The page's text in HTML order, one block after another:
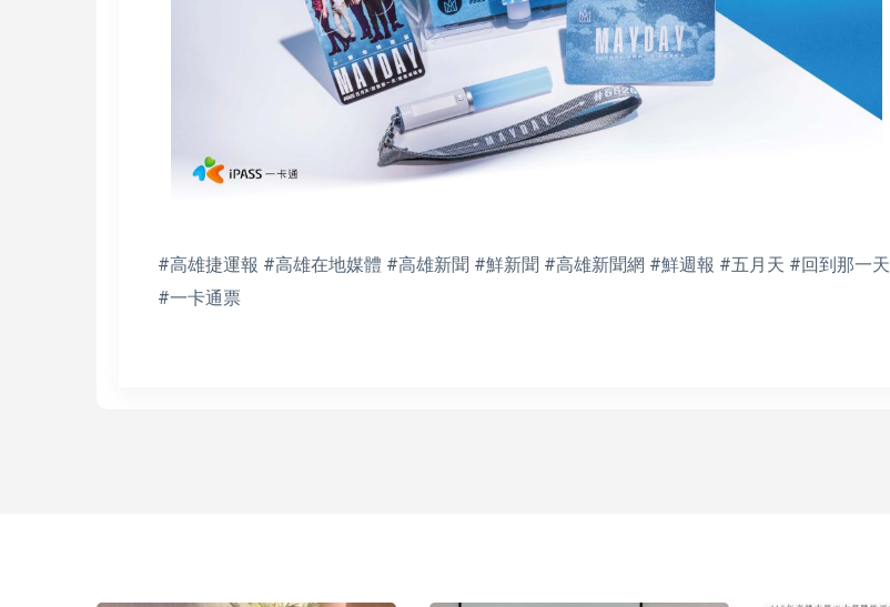
#高雄捷運報 #高雄在地媒體 #高雄新聞 #鮮新聞 #高雄新聞網 #鮮週報 #五月天 #回到那一天
#一卡通票